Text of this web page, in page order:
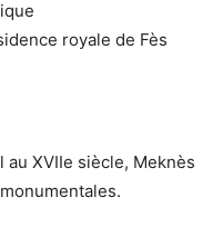
royale de Fès
au XVIIe siècle, Meknès